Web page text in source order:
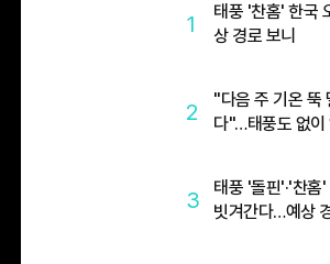
1
태풍 '찬홈' 한국
상 경로 보니
2
"다음 주 기온 뚝
다"…태풍도 없이
3
태풍 '돌핀'·'찬홈
빗겨간다…예상